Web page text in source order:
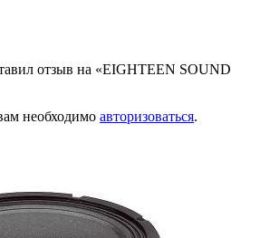
отзыв на «EIGHTEEN SOUND
необходимо авторизоваться.